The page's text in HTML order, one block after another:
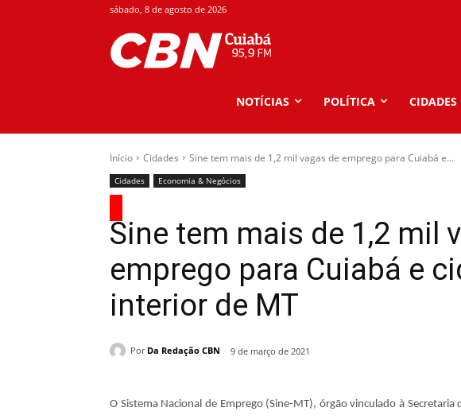
sábado, 8 de agosto de 2026
NOTÍCIAS POLÍTICA CIDADES
Início Cidades Sine tem mais de 1,2 mil vagas de emprego para Cuiabá e...
Cidades Economia & Negócios
Sine tem mais de 1,2 mil
emprego para Cuiabá e
interior de MT
Por Da Redação CBN 9 de março de 2021
O Sistema Nacional de Emprego (Sine-MT), órgão vinculado à Secretaria